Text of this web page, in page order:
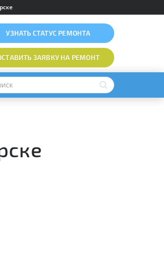
УЗНАТЬ СТАТУС РЕМОНТА
ЗАЯВКУНА РЕМОНТ